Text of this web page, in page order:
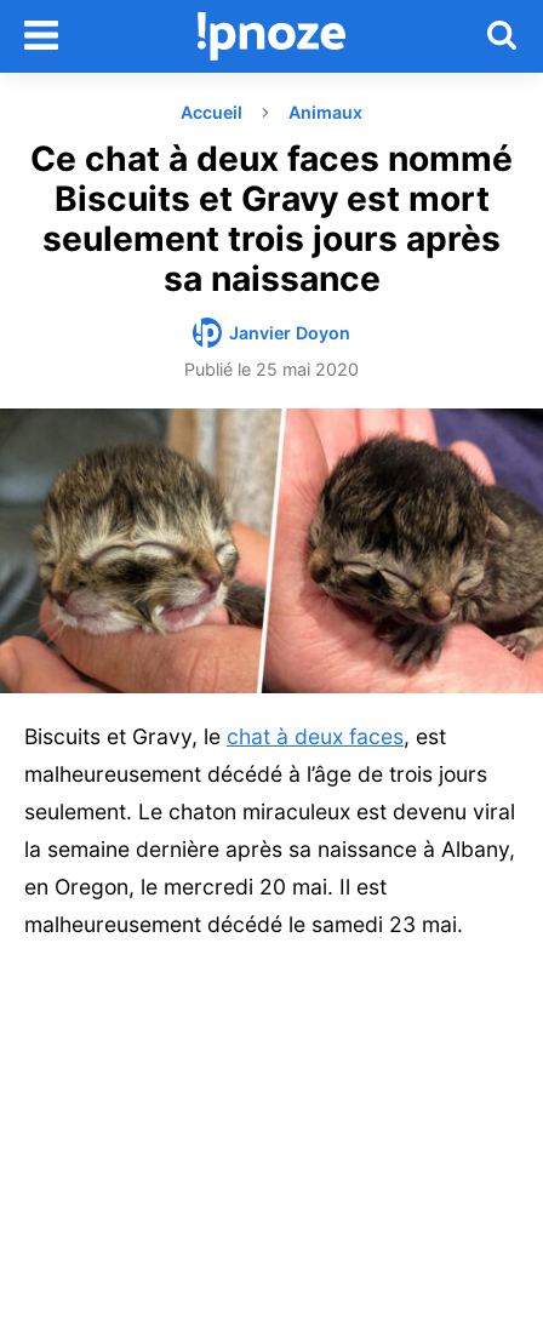
Accueil Animaux
Ce chat à deux faces nommé
Biscuits et Gravy est mort
seulement trois jours après
sa naissance
Janvier Doyon
Publié le 25 mai 2020
Biscuits et Gravy, le chat à deux faces, est
malheureusement décédé à l’âge de trois jours
seulement. Le chaton miraculeux est devenu viral
la semaine dernière après sa naissance à Albany,
en Oregon, le mercredi 20 mai. Il est
malheureusement décédé le samedi 23 mai.